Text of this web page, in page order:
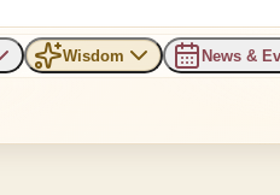
Wisdom News &